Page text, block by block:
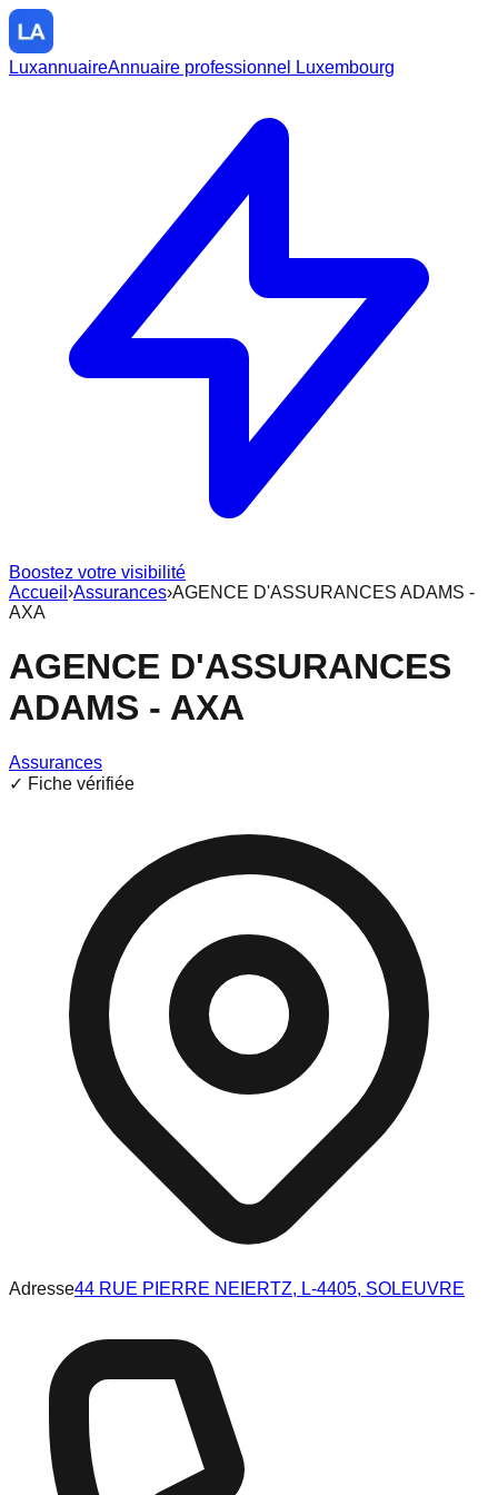
LuxannuaireAnnuaire professionnel Luxembourg
Boostez votre visibilité
Accueil ›Assurances›AGENCE D'ASSURANCES ADAMS -
AXA
AGENCE D'ASSURANCES
ADAMS - AXA
Assurances
✓ Fiche vérifiée
Adresse44 RUE PIERRE NEIERTZ, L-4405, SOLEUVRE